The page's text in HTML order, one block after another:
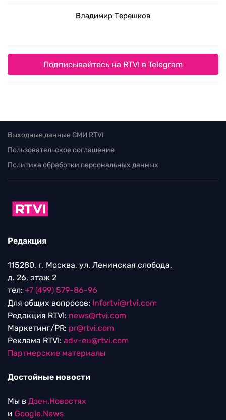
Владимир Терешков
Подписывайтесь на RTVI в Telegram
Выходные данные СМИ RTVI
Пользовательское соглашение
Политика обработки персональных данных
Редакция
115280, г. Москва, ул. Ленинская слобода,
д. 26, этаж 2
тел: +7 (499) 579-86-96
Для общих вопросов: Infortvi@rtvi.com
Редакция RTVI: news@rtvi.com
Маркетинг/PR: pr@rtvi.com
Реклама RTVI: adv-eu@rtvi.com
Партнерские материалы
Достойные новости
Мы в Дзен.Новостях
и Google.News